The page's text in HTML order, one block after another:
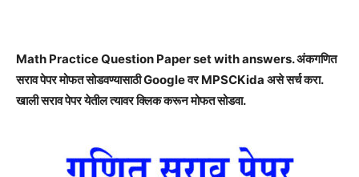
Math Practice Question Paper set with answers. अंकगणित
सराव पेपर मोफत सोडवण्यासाठी Google वर MPSCKida असे सर्च करा.
खाली सराव पेपर येतील त्यावर क्लिक करून मोफत सोडवा.